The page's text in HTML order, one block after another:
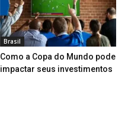
Brasil
Como a Copa do Mundo pode
impactar seus investimentos